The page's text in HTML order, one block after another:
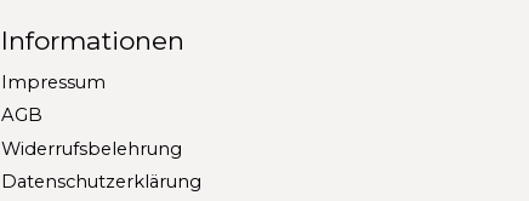
Informationen
Impressum
AGB
Widerrufsbelehrung
Datenschutzerklärung